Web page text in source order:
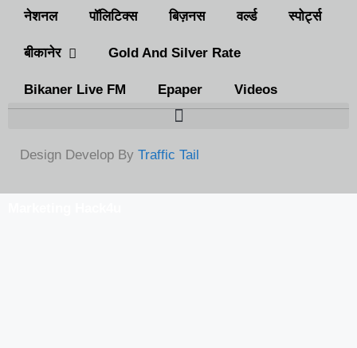
नेशनल पॉलिटिक्स बिज़नस वर्ल्ड स्पोर्ट्स
बीकानेर Gold And Silver Rate
Bikaner Live FM Epaper Videos
Design Develop By Traffic Tail